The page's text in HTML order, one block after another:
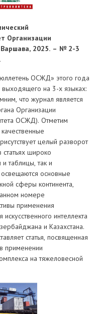
Организации
Варшава, 2025. – № 2-3
ОСЖД» этого года
на 3-х языках:
что журнал является
Организации
ОСЖД). Отметим
целый разворот
широко
таблицы, так и
основные
сферы континента,
номере
применения
интеллекта
и Казахстана.
статья, посвященная
применении
на тяжеловесной